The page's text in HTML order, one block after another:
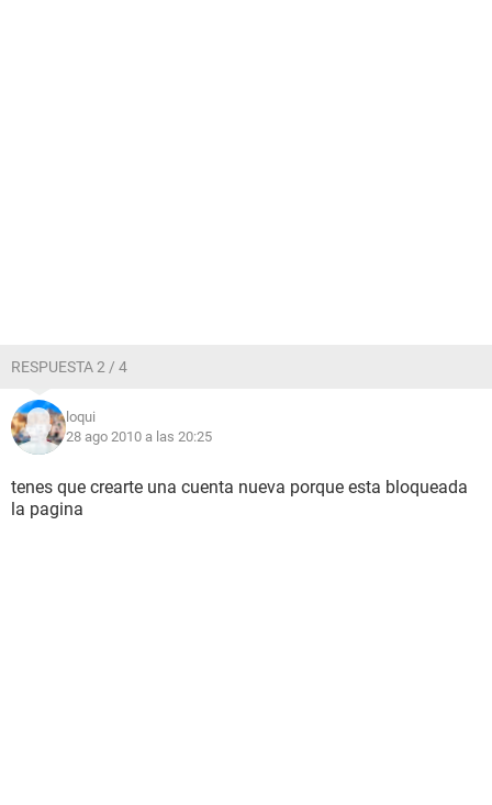
RESPUESTA 2 / 4
loqui
28 ago 2010 a las 20:25
tenes que crearte una cuenta nueva porque esta bloqueada
la pagina